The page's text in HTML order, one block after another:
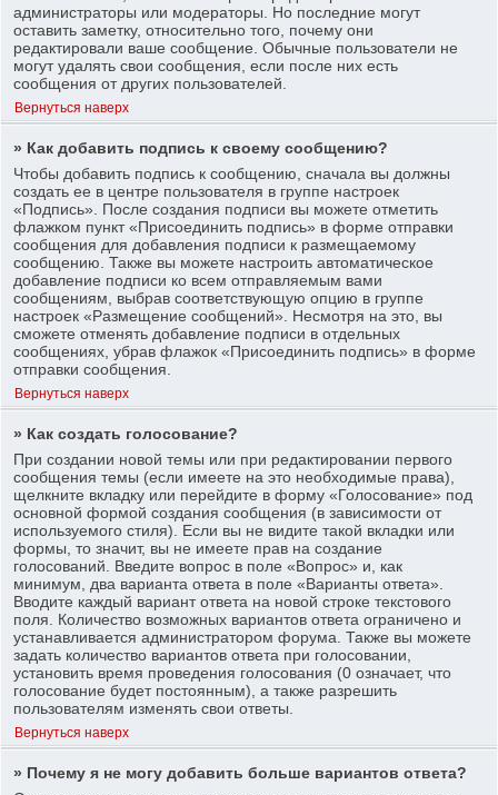
администраторы или модераторы. Но последние могут
оставить заметку, относительно того, почему они
редактировали ваше сообщение. Обычные пользователи не
могут удалять свои сообщения, если после них есть
сообщения от других пользователей.
Вернуться наверх
» Как добавить подпись к своему сообщению?
Чтобы добавить подпись к сообщению, сначала вы должны
создать ее в центре пользователя в группе настроек
«Подпись». После создания подписи вы можете отметить
флажком пункт «Присоединить подпись» в форме отправки
сообщения для добавления подписи к размещаемому
сообщению. Также вы можете настроить автоматическое
добавление подписи ко всем отправляемым вами
сообщениям, выбрав соответствующую опцию в группе
настроек «Размещение сообщений». Несмотря на это, вы
сможете отменять добавление подписи в отдельных
сообщениях, убрав флажок «Присоединить подпись» в форме
отправки сообщения.
Вернуться наверх
» Как создать голосование?
При создании новой темы или при редактировании первого
сообщения темы (если имеете на это необходимые права),
щелкните вкладку или перейдите в форму «Голосование» под
основной формой создания сообщения (в зависимости от
используемого стиля). Если вы не видите такой вкладки или
формы, то значит, вы не имеете прав на создание
голосований. Введите вопрос в поле «Вопрос» и, как
минимум, два варианта ответа в поле «Варианты ответа».
Вводите каждый вариант ответа на новой строке текстового
поля. Количество возможных вариантов ответа ограничено и
устанавливается администратором форума. Также вы можете
задать количество вариантов ответа при голосовании,
установить время проведения голосования (0 означает, что
голосование будет постоянным), а также разрешить
пользователям изменять свои ответы.
Вернуться наверх
» Почему я не могу добавить больше вариантов ответа?